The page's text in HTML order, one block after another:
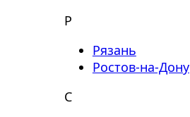
Р
Рязань
Ростов-на-Дону
С